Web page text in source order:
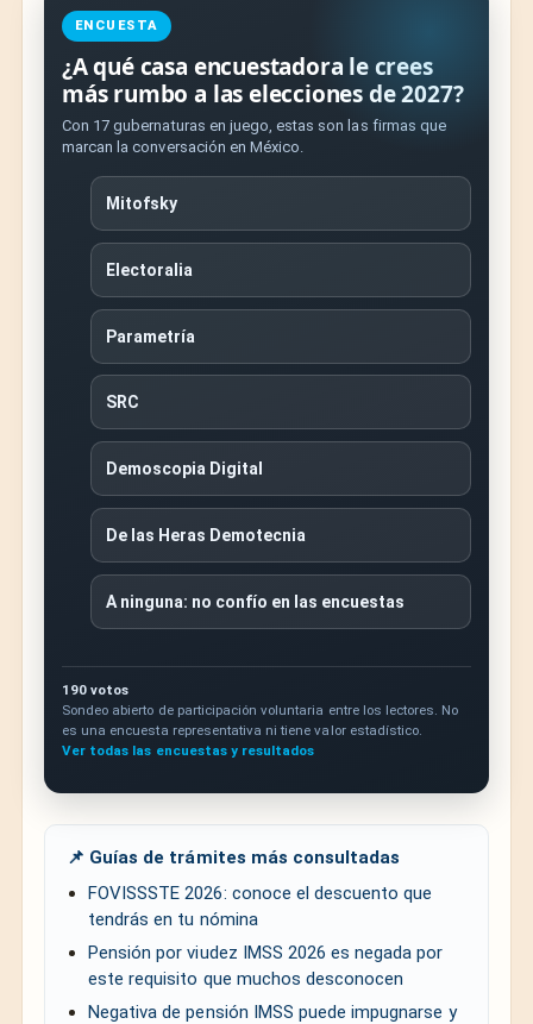
ENCUESTA
¿A qué casa encuestadora le crees
más rumbo a las elecciones de 2027?
Con 17 gubernaturas en juego, estas son las firmas que
marcan la conversación en México.
Mitofsky
Electoralia
Parametría
SRC
Demoscopia Digital
De las Heras Demotecnia
A ninguna: no confío en las encuestas
190 votos
Sondeo abierto de participación voluntaria entre los lectores. No
es una encuesta representativa ni tiene valor estadístico.
Ver todas las encuestas y resultados
📌 Guías de trámites más consultadas
FOVISSSTE 2026: conoce el descuento que
tendrás en tu nómina
Pensión por viudez IMSS 2026 es negada por
este requisito que muchos desconocen
Negativa de pensión IMSS puede impugnarse y